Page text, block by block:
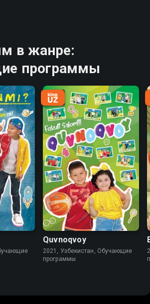
в жанре:
программы
Quvnoqvoy
2021, Узбекистан, Обучающие
программы